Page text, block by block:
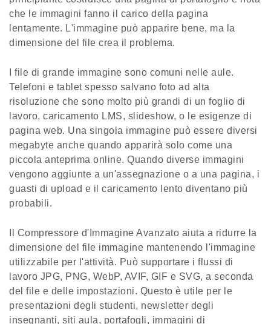
che le immagini fanno il carico della pagina
lentamente. L'immagine può apparire bene, ma la
dimensione del file crea il problema.
I file di grande immagine sono comuni nelle aule.
Telefoni e tablet spesso salvano foto ad alta
risoluzione che sono molto più grandi di un foglio di
lavoro, caricamento LMS, slideshow, o le esigenze di
pagina web. Una singola immagine può essere diversi
megabyte anche quando apparirà solo come una
piccola anteprima online. Quando diverse immagini
vengono aggiunte a un'assegnazione o a una pagina, i
guasti di upload e il caricamento lento diventano più
probabili.
Il Compressore d'Immagine Avanzato aiuta a ridurre la
dimensione del file immagine mantenendo l'immagine
utilizzabile per l'attività. Può supportare i flussi di
lavoro JPG, PNG, WebP, AVIF, GIF e SVG, a seconda
del file e delle impostazioni. Questo è utile per le
presentazioni degli studenti, newsletter degli
insegnanti, siti aula, portafogli, immagini di